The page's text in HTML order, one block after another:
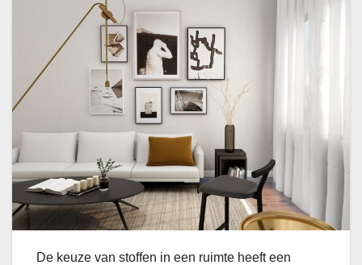
De keuze van stoffen in een ruimte heeft een